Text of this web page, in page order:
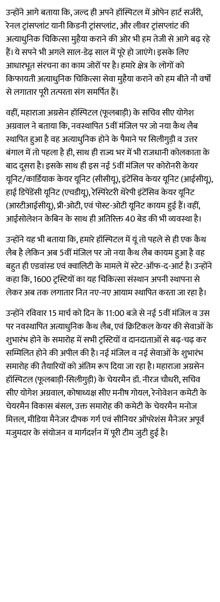
उन्होंने आगे बताया कि, जल्द ही अपने हॉस्पिटल में ओपेन हार्ट सर्जरी,
रेनल ट्रांसप्लांट यानी किडनी ट्रांसप्लांट, और लीवर ट्रांसप्लांट की
अत्याधुनिक चिकित्सा मुहैया कराने की ओर भी हम तेजी से आगे बढ़ रहे
हैं। ये सपने भी अगले साल-डेढ़ साल में पूरे हो जाएंगे। इसके लिए
आधारभूत संरचना का काम जोरों पर है। हमारे क्षेत्र के लोगों को
किफायती अत्याधुनिक चिकित्सा सेवा मुहैया कराने को हम बीते नौ वर्षों
से लगातार पूरी तत्परता संग समर्पित हैं।
वहीं, महाराजा अग्रसेन हॉस्पिटल (फूलबाड़ी) के सचिव सीए योगेश
अग्रवाल ने बताया कि, नवस्थापित 5वीं मंजिल पर जो नया कैथ लैब
स्थापित हुआ है वह अत्याधुनिक होने के पैमाने पर सिलीगुड़ी व उत्तर
बंगाल में तो पहला है ही, साथ ही राज्य भर में भी राजधानी कोलकाता के
बाद दूसरा है। इसके साथ ही इस नई 5वीं मंजिल पर कोरोनरी केयर
यूनिट/कार्डियाक केयर यूनिट (सीसीयू), इंटेंसिव केयर यूनिट (आईसीयू),
हाई डिपेंडेंसी यूनिट (एचडीयू), रेस्पिरेटरी थेरेपी इंटेंसिव केयर यूनिट
(आरटीआईसीयू), प्री-ओटी, एवं पोस्ट-ओटी यूनिट कायम हुई हैं। वहीं,
आईसोलेशन केबिन के साथ ही अतिरिक्त 40 बेड की भी व्यवस्था है।
उन्होंने यह भी बताया कि, हमारे हॉस्पिटल में यूं तो पहले से ही एक कैथ
लैब है लेकिन अब 5वीं मंजिल पर जो नया कैथ लैब कायम हुआ है वह
बहुत ही एडवांस्ड एवं क्वालिटी के मामले में स्टेट-ऑफ-द-आर्ट है। उन्होंने
कहा कि, 1600 ट्रस्टियों का यह चिकित्सा संस्थान अपनी स्थापना से
लेकर अब तक लगातार नित नए-नए आयाम स्थापित करता जा रहा है।
उन्होंने रविवार 15 मार्च को दिन के 11:00 बजे से नई 5वीं मंजिल व उस
पर नवस्थापित अत्याधुनिक कैथ लैब, एवं क्रिटिकल केयर की सेवाओं के
शुभारंभ होने के समारोह में सभी ट्रस्टियों व दानदाताओं से बढ़-चढ़ कर
सम्मिलित होने की अपील की है। नई मंजिल व नई सेवाओं के शुभारंभ
समारोह की तैयारियों को अंतिम रूप दिया जा रहा है। महाराजा अग्रसेन
हॉस्पिटल (फूलबाड़ी-सिलीगुड़ी) के चेयरमैन डॉ. नीरज चौधरी, सचिव
सीए योगेश अग्रवाल, कोषाध्यक्ष सीए मनीष गोयल, रेनोवेशन कमेटी के
चेयरमैन विकास बंसल, उक्त समारोह की कमेटी के चेयरमैन मनोज
मित्तल, मीडिया मैनेजर दीपक गर्ग एवं सीनियर ऑपरेशंस मैनेजर अपूर्व
मजुमदार के संयोजन व मार्गदर्शन में पूरी टीम जुटी हुई है।